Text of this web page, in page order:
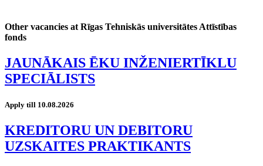
Other vacancies at Rīgas Tehniskās universitātes Attīstības
fonds
JAUNĀKAIS ĒKU INŽENIERTĪKLU
SPECIĀLISTS
Apply till 10.08.2026
KREDITORU UN DEBITORU
UZSKAITES PRAKTIKANTS